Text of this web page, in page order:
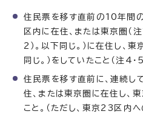
住民票を移す直前の10年間
区内に在住、または東京圏（
2）。以下同じ。）に在住し、
同じ。）をしていたこと（注4・5
住民票を移す直前に、連続し
住、または東京圏に在住し、
こと。（ただし、東京23区内